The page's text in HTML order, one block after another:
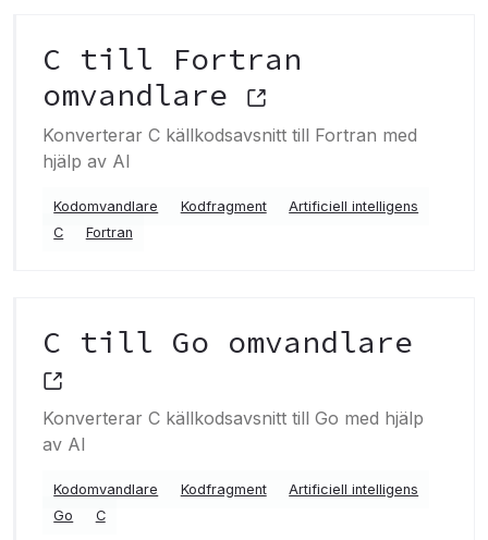
C till Fortran
omvandlare
Konverterar C källkodsavsnitt till Fortran med
hjälp av AI
Kodomvandlare Kodfragment
Artificiell intelligens
C
Fortran
C till Go omvandlare
Konverterar C källkodsavsnitt till Go med hjälp
av AI
Kodomvandlare Kodfragment
Artificiell intelligens
Go
C